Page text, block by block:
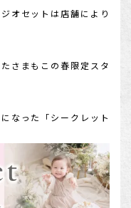
オセットは店舗により
さまもこの春限定スタ
なった「シークレット